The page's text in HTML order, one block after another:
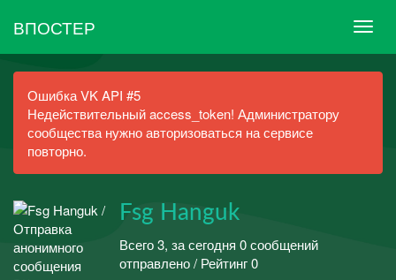
ВПОСТЕР
Ошибка VK API #5
Недействительный access_token! Администратору
сообщества нужно авторизоваться на сервисе
повторно.
Fsg Hanguk
Всего 3, за сегодня 0 сообщений
отправлено / Рейтинг 0